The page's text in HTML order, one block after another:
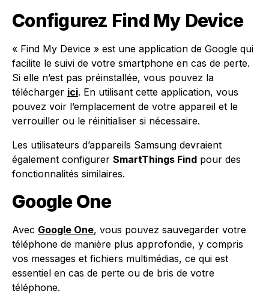
Configurez Find My Device
« Find My Device » est une application de Google qui
facilite le suivi de votre smartphone en cas de perte.
Si elle n’est pas préinstallée, vous pouvez la
télécharger ici. En utilisant cette application, vous
pouvez voir l’emplacement de votre appareil et le
verrouiller ou le réinitialiser si nécessaire.
Les utilisateurs d’appareils Samsung devraient
également configurer SmartThings Find pour des
fonctionnalités similaires.
Google One
Avec Google One, vous pouvez sauvegarder votre
téléphone de manière plus approfondie, y compris
vos messages et fichiers multimédias, ce qui est
essentiel en cas de perte ou de bris de votre
téléphone.